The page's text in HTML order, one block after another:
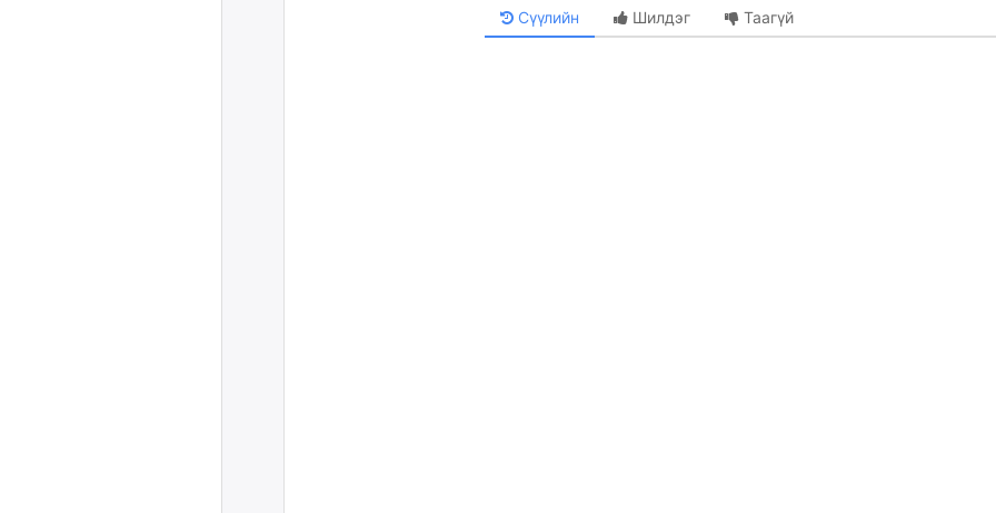
Сүүлийн Шилдэг Таагүй